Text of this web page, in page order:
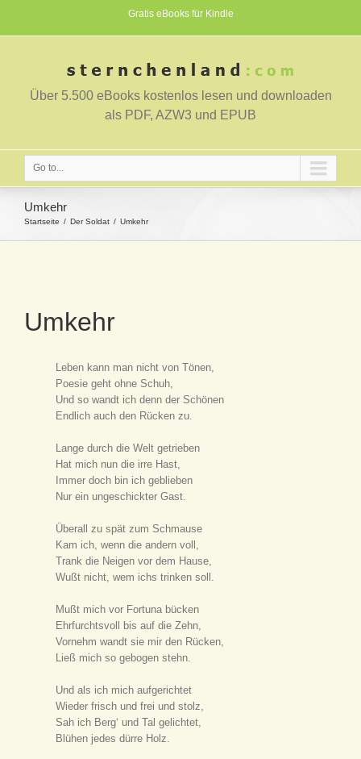
Gratis eBooks für Kindle
Über 5.500 eBooks kostenlos lesen und downloaden
als PDF, AZW3 und EPUB
Go to...
Umkehr
Startseite Der Soldat Umkehr
Umkehr
Leben kann man nicht von Tönen,
Poesie geht ohne Schuh,
Und so wandt ich denn der Schönen
Endlich auch den Rücken zu.
Lange durch die Welt getrieben
Hat mich nun die irre Hast,
Immer doch bin ich geblieben
Nur ein ungeschickter Gast.
Überall zu spät zum Schmause
Kam ich, wenn die andern voll,
Trank die Neigen vor dem Hause,
Wußt nicht, wem ichs trinken soll.
Mußt mich vor Fortuna bücken
Ehrfurchtsvoll bis auf die Zehn,
Vornehm wandt sie mir den Rücken,
Ließ mich so gebogen stehn.
Und als ich mich aufgerichtet
Wieder frisch und frei und stolz,
Sah ich Berg‘ und Tal gelichtet,
Blühen jedes dürre Holz.